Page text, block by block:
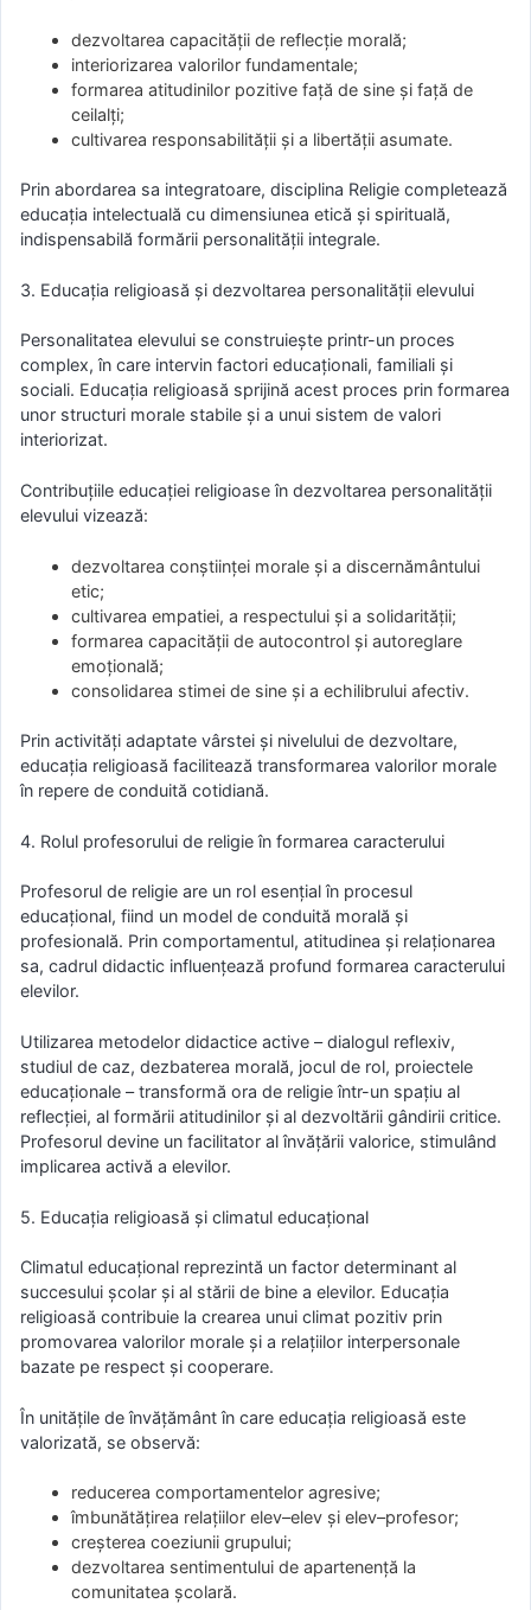
dezvoltarea capacității de reflecție morală;
interiorizarea valorilor fundamentale;
formarea atitudinilor pozitive față de sine și față de
ceilalți;
cultivarea responsabilității și a libertății asumate.
Prin abordarea sa integratoare, disciplina Religie completează
educația intelectuală cu dimensiunea etică și spirituală,
indispensabilă formării personalității integrale.
3. Educația religioasă și dezvoltarea personalității elevului
Personalitatea elevului se construiește printr-un proces
complex, în care intervin factori educaționali, familiali și
sociali. Educația religioasă sprijină acest proces prin formarea
unor structuri morale stabile și a unui sistem de valori
interiorizat.
Contribuțiile educației religioase în dezvoltarea personalității
elevului vizează:
dezvoltarea conștiinței morale și a discernământului
etic;
cultivarea empatiei, a respectului și a solidarității;
formarea capacității de autocontrol și autoreglare
emoțională;
consolidarea stimei de sine și a echilibrului afectiv.
Prin activități adaptate vârstei și nivelului de dezvoltare,
educația religioasă facilitează transformarea valorilor morale
în repere de conduită cotidiană.
4. Rolul profesorului de religie în formarea caracterului
Profesorul de religie are un rol esențial în procesul
educațional, fiind un model de conduită morală și
profesională. Prin comportamentul, atitudinea și relaționarea
sa, cadrul didactic influențează profund formarea caracterului
elevilor.
Utilizarea metodelor didactice active – dialogul reflexiv,
studiul de caz, dezbaterea morală, jocul de rol, proiectele
educaționale – transformă ora de religie într-un spațiu al
reflecției, al formării atitudinilor și al dezvoltării gândirii critice.
Profesorul devine un facilitator al învățării valorice, stimulând
implicarea activă a elevilor.
5. Educația religioasă și climatul educațional
Climatul educațional reprezintă un factor determinant al
succesului școlar și al stării de bine a elevilor. Educația
religioasă contribuie la crearea unui climat pozitiv prin
promovarea valorilor morale și a relațiilor interpersonale
bazate pe respect și cooperare.
În unitățile de învățământ în care educația religioasă este
valorizată, se observă:
reducerea comportamentelor agresive;
îmbunătățirea relațiilor elev–elev și elev–profesor;
creșterea coeziunii grupului;
dezvoltarea sentimentului de apartenență la
comunitatea școlară.